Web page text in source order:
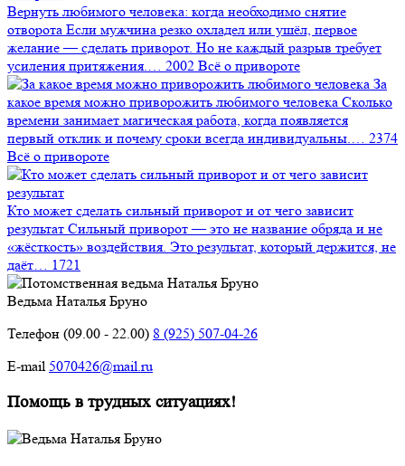
Вернуть любимого человека: когда необходимо снятие
отворота Если мужчина резко охладел или ушёл, первое
желание — сделать приворот. Но не каждый разрыв требует
усиления притяжения.… 2002 Всё о привороте
За
какое время можно приворожить любимого человека Сколько
времени занимает магическая работа, когда появляется
первый отклик и почему сроки всегда индивидуальны.… 2374
Всё о привороте
Кто может сделать сильный приворот и от чего зависит
результат Сильный приворот — это не название обряда и не
«жёсткость» воздействия. Это результат, который держится, не
даёт… 1721
Ведьма Наталья Бруно
Телефон (09.00 - 22.00) 8 (925) 507-04-26
E-mail 5070426@mail.ru
Помощь в трудных ситуациях!